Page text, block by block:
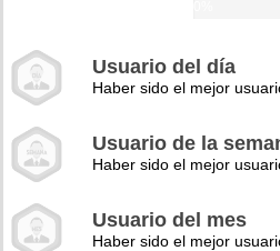
Usuario del día
Haber sido el mejor
Usuario de la
Haber sido el mejor
Usuario del mes
Haber sido el mejor